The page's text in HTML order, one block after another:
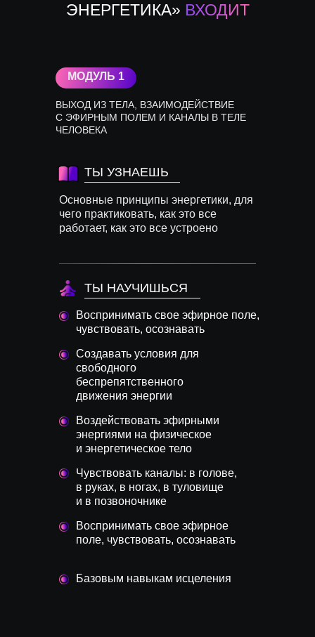
ЭНЕРГЕТИКА» ВХОДИТ
Воспринимать свое эфирное
поле, чувствовать, осознавать
Базовым навыкам исцеления
Чувствовать каналы: в голове,
в руках, в ногах, в туловище
и в позвоночнике
Воздействовать эфирными
энергиями на физическое
и энергетическое тело
Создавать условия для
свободного
беспрепятственного
движения энергии
Воспринимать свое эфирное поле,
чувствовать, осознавать
Основные принципы энергетики, для
чего практиковать, как это все
работает, как это все устроено
ТЫ УЗНАЕШЬ
ВЫХОД ИЗ ТЕЛА, ВЗАИМОДЕЙСТВИЕ
С ЭФИРНЫМ ПОЛЕМ И КАНАЛЫ В ТЕЛЕ
ЧЕЛОВЕКА
МОДУЛЬ 1
ТЫ НАУЧИШЬСЯ